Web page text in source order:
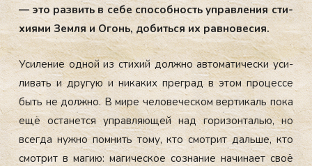
— это раз­вить в се­бе спо­соб­ность уп­рав­ле­ния сти­
хи­ями Зем­ля и Огонь, до­бить­ся их рав­но­ве­сия.
Уси­ле­ние од­ной из сти­хий дол­жно ав­то­ма­ти­чес­ки уси­
ли­вать и дру­гую и ни­ка­ких прег­рад в этом про­цес­се
быть не дол­жно. В ми­ре че­ло­ве­чес­ком вер­ти­каль по­ка
ещё ос­та­нет­ся уп­рав­ля­ющей над го­ри­зон­талью, но
всег­да нуж­но пом­нить то­му, кто смот­рит даль­ше, кто
смот­рит в ма­гию: ма­ги­чес­кое соз­на­ние на­чи­на­ет своё